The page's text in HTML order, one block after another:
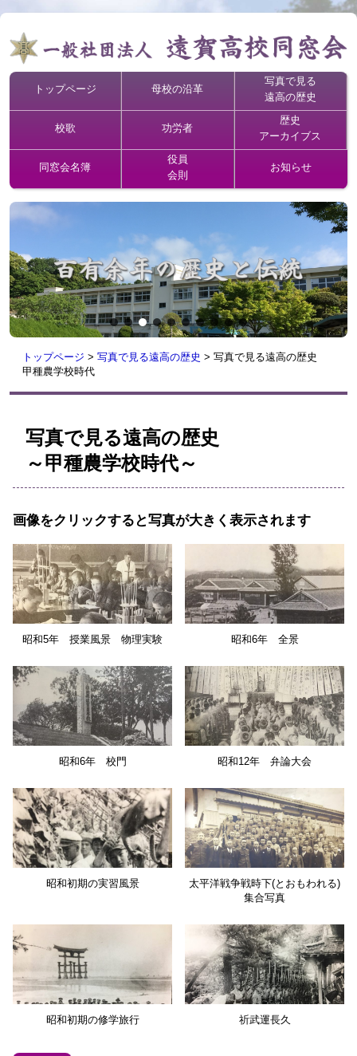
トップページ 母校の沿革
写真で見る
遠高の歴史
校歌 功労者
歴史
アーカイブス
同窓会名簿
役員
会則
お知らせ
トップページ > 写真で見る遠高の歴史 > 写真で見る遠高の歴史
甲種農学校時代
写真で見る遠高の歴史
～甲種農学校時代～
画像をクリックすると写真が大きく表示されます
昭和5年 授業風景 物理実験 昭和6年 全景
昭和6年 校門 昭和12年 弁論大会
昭和初期の実習風景
太平洋戦争戦時下(とおもわれる)
集合写真
昭和初期の修学旅行 祈武運長久